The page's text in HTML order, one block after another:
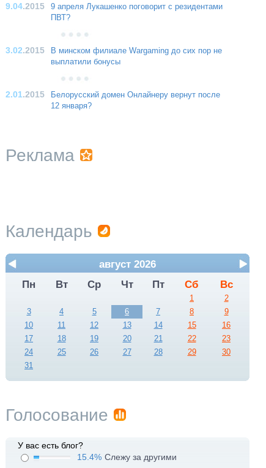
9.04.2015
9 апреля Лукашенко поговорит с резидентами
ПВТ?
3.02.2015
В минском филиале Wargaming до сих пор не
выплатили бонусы
2.01.2015
Белорусский домен Онлайнеру вернут после
12 января?
Реклама
Календарь
август 2026
Пн
Вт Ср Чт Пт Сб Вс
1
2
3
4 5 6 7 8
9
10
11 12 13 14 15
16
17
18 19 20 21 22
23
24
25 26 27 28 29
30
31
Голосование
У вас есть блог?
15.4% Слежу за другими